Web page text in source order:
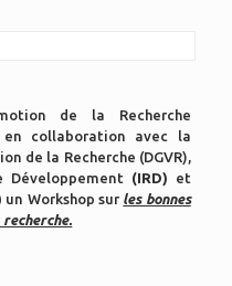
de la Recherche
en collaboration avec la
de la Recherche (DGVR),
Développement (IRD) et
un Workshop sur les bonnes